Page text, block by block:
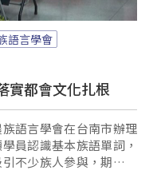
語言學會
實都會文化扎根
語言學會在台南市辦理
員認識基本族語單詞，
不少族人參與，期望精